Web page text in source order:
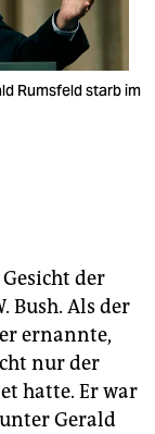
Rumsfeld starb im
der
Bush. Als der
ernannte,
nur der
hatte. Er war
Gerald